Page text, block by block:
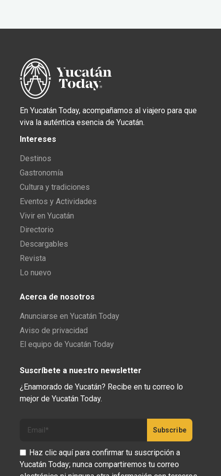
En Yucatán Today, acompañamos al viajero para que
viva la auténtica esencia de Yucatán.
Intereses
Destinos
Gastronomía
Cultura y tradiciones
Eventos y Actividades
Vivir en Yucatán
Directorio
Descargables
Revista
Lo nuevo
Acerca de nosotros
Anunciarse en Yucatán Today
Aviso de privacidad
El equipo de Yucatán Today
Suscríbete a nuestro newsletter
¿Enamorado de Yucatán? Recibe en tu correo lo
mejor de Yucatán Today.
Haz clic aquí para confirmar tu suscripción a
Yucatán Today; nunca compartiremos tu correo